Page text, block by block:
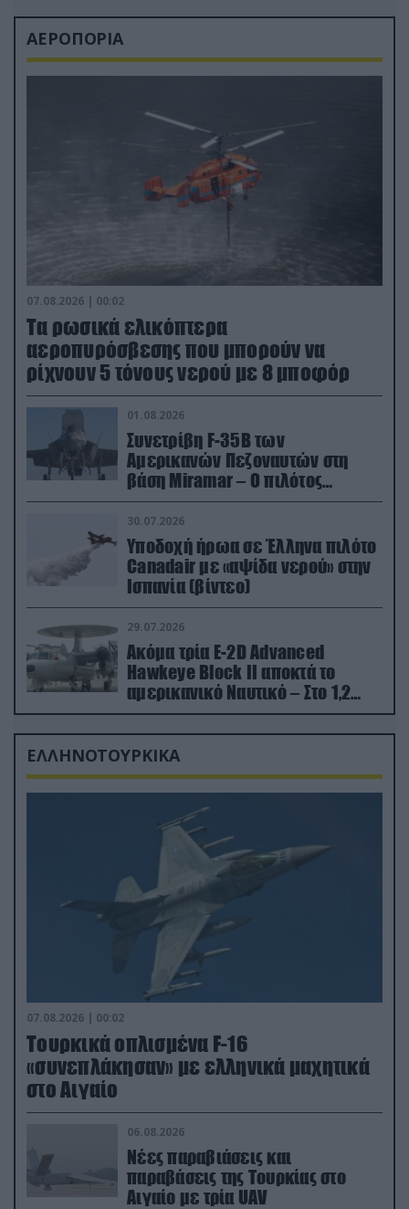
ΑΕΡΟΠΟΡΙΑ
07.08.2026 | 00:02
Τα ρωσικά ελικόπτερα
αεροπυρόσβεσης που μπορούν να
ρίχνουν 5 τόνους νερού με 8 μποφόρ
01.08.2026
Συνετρίβη F-35B των
Αμερικανών Πεζοναυτών στη
βάση Miramar – Ο πιλότος
εκτινάχθηκε εγκαίρως
30.07.2026
Υποδοχή ήρωα σε Έλληνα πιλότο
Canadair με «αψίδα νερού» στην
Ισπανία (βίντεο)
29.07.2026
Ακόμα τρία E-2D Advanced
Hawkeye Block II αποκτά το
αμερικανικό Ναυτικό – Στο 1,2
δισ.δολάρια το κόστος
ΕΛΛΗΝΟΤΟΥΡΚΙΚΑ
07.08.2026 | 00:02
Τουρκικά οπλισμένα F-16
«συνεπλάκησαν» με ελληνικά μαχητικά
στο Αιγαίο
06.08.2026
Νέες παραβιάσεις και
παραβάσεις της Τουρκίας στο
Αιγαίο με τρία UAV